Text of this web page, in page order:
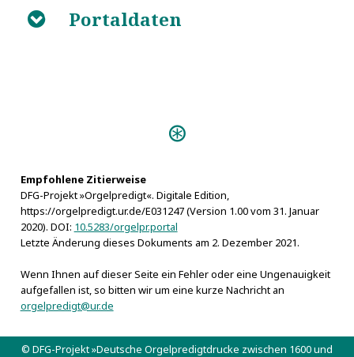
B Portaldaten
Hymnosophia sacra (Billwerder
Personen:
Lütkens, Nicolaus
Orgeln:
Billwerder, Johann Hinrich Klapmeyer-Orgel 1726
Empfohlene Zitierweise
DFG-Projekt »Orgelpredigt«. Digitale Edition,
https://orgelpredigt.ur.de/E031247 (Version 1.00 vom 31. Januar
2020). DOI: 10.5283/orgelpr.portal
Letzte Änderung dieses Dokuments am 2. Dezember 2021.
Wenn Ihnen auf dieser Seite ein Fehler oder eine Ungenauigkeit
aufgefallen ist, so bitten wir um eine kurze Nachricht an
orgelpredigt@ur.de
© DFG-Projekt »Deutsche Orgelpredigtdrucke zwischen 1600 und